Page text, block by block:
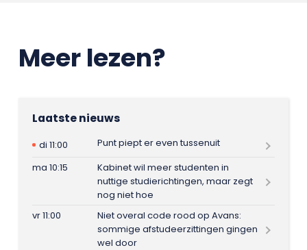
Meer lezen?
Laatste nieuws
di 11:00
Punt piept er even tussenuit
ma 10:15
Kabinet wil meer studenten in
nuttige studierichtingen, maar zegt
nog niet hoe
vr 11:00
Niet overal code rood op Avans:
sommige afstudeerzittingen gingen
wel door